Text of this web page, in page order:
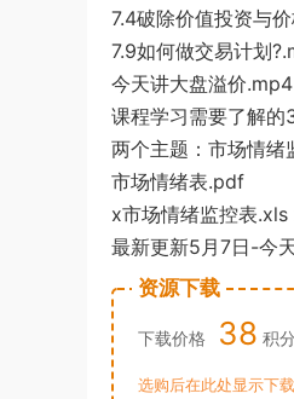
7.4破除价值投资与
7.9如何做交易计划
今天讲大盘溢价.mp4
课程学习需要了解
两个主题 ：市场情绪
市场情绪表.pdf
x市场情绪监控表.xls
最新更新5月7日-今
资源下载
下载价格 38 积分
选购后在此处显示下